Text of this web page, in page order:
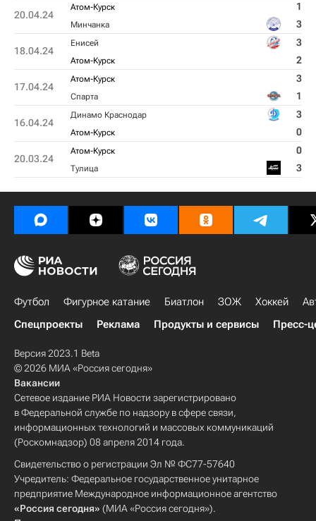
20.04.24
Атом-Курск 1
Минчанка 3
18.04.24
Енисей 3
Атом-Курск 2
17.04.24
Атом-Курск 3
Спарта 1
16.04.24
Динамо Краснодар 3
Атом-Курск 0
20.03.24
Атом-Курск 0
Тулица 3
Футбол Фигурное катание Биатлон ЗОЖ Хоккей
Спецпроекты
Реклама Продукты и сервисы Пресс-
Версия 2023.1 Beta
© 2026 МИА «Россия сегодня»
Вакансии
Сетевое издание РИА Новости зарегистрировано
в Федеральной службе по надзору в сфере связи,
информационных технологий и массовых коммуникаций
(Роскомнадзор) 08 апреля 2014 года.
Свидетельство о регистрации Эл № ФС77-57640
Учредитель: Федеральное государственное унитарное
предприятие Международное информационное агентство
«Россия сегодня» (МИА «Россия сегодня»).